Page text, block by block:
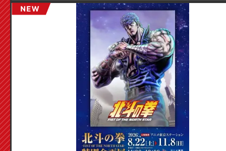
especialmente desenhado (4 tipos no total)!